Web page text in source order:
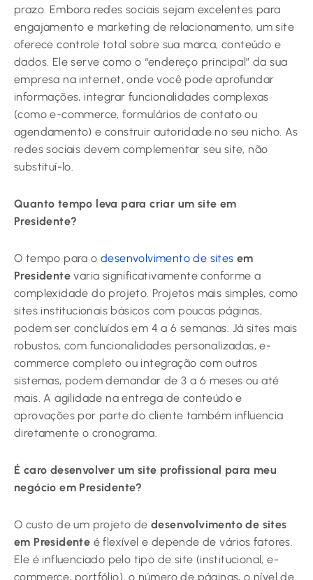
prazo. Embora redes sociais sejam excelentes para
engajamento e marketing de relacionamento, um site
oferece controle total sobre sua marca, conteúdo e
dados. Ele serve como o “endereço principal” da sua
empresa na internet, onde você pode aprofundar
informações, integrar funcionalidades complexas
(como e-commerce, formulários de contato ou
agendamento) e construir autoridade no seu nicho. As
redes sociais devem complementar seu site, não
substituí-lo.
Quanto tempo leva para criar um site em
Presidente?
O tempo para odesenvolvimento de sites em
Presidente varia significativamente conforme a
complexidade do projeto. Projetos mais simples, como
sites institucionais básicos com poucas páginas,
podem ser concluídos em 4 a 6 semanas. Já sites mais
robustos, com funcionalidades personalizadas, e-
commerce completo ou integração com outros
sistemas, podem demandar de 3 a 6 meses ou até
mais. A agilidade na entrega de conteúdo e
aprovações por parte do cliente também influencia
diretamente o cronograma.
É caro desenvolver um site profissional para meu
negócio em Presidente?
O custo de um projeto de desenvolvimento de sites
em Presidente é flexível e depende de vários fatores.
Ele é influenciado pelo tipo de site (institucional, e-
commerce, portfólio), o número de páginas, o nível de